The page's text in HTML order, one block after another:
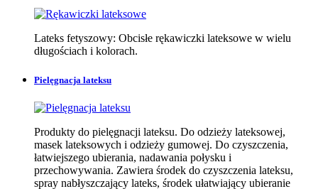
Lateks fetyszowy: Obcisłe rękawiczki lateksowe w wielu
długościach i kolorach.
Pielęgnacja lateksu
Produkty do pielęgnacji lateksu. Do odzieży lateksowej,
masek lateksowych i odzieży gumowej. Do czyszczenia,
łatwiejszego ubierania, nadawania połysku i
przechowywania. Zawiera środek do czyszczenia lateksu,
spray nabłyszczający lateks, środek ułatwiający ubieranie